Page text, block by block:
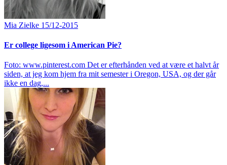
Mia Zielke 15/12-2015
Er college ligesom i American Pie?
Foto: www.pinterest.com Det er efterhånden ved at være et halvt år
siden, at jeg kom hjem fra mit semester i Oregon, USA, og der går
ikke en dag,...